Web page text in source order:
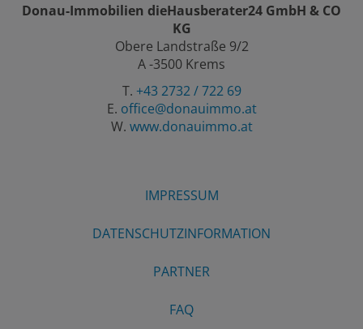
Donau-Immobilien dieHausberater24 GmbH & CO
KG
Obere Landstraße 9/2
A -3500 Krems
T. +43 2732 / 722 69
E. office@donauimmo.at
W. www.donauimmo.at
IMPRESSUM
DATENSCHUTZINFORMATION
PARTNER
FAQ